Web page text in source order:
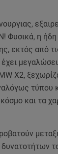
Φυσικά, η
εκτός από
X2,
τύπου
και τα